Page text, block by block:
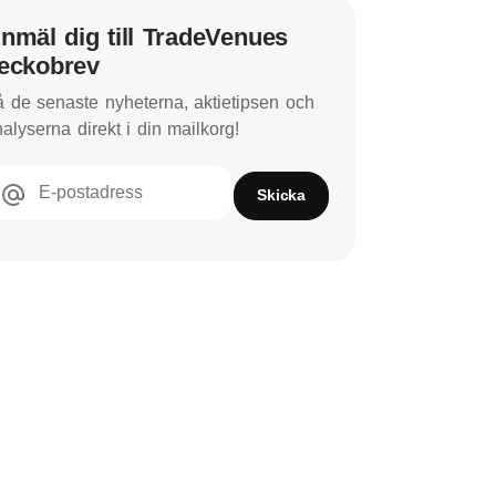
dig till TradeVenues
de senaste nyheterna, aktietipsen och
direkt i din mailkorg!
E-postadress Skicka